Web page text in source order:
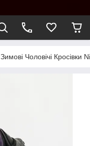
Зимові Чоловічі